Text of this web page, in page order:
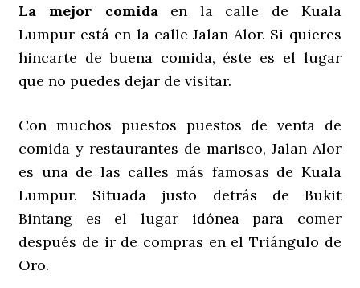
La mejor comidaen la calle de Kuala
Lumpur está en la calle Jalan Alor. Si quieres
hincarte de buena comida, éste es el lugar
que no puedes dejar de visitar.
Con muchos puestos puestos de venta de
comida y restaurantes de marisco, Jalan Alor
es una de las calles más famosas de Kuala
Lumpur. Situada justo detrás de Bukit
Bintang es el lugar idónea para comer
después de ir de compras en el Triángulo de
Oro.